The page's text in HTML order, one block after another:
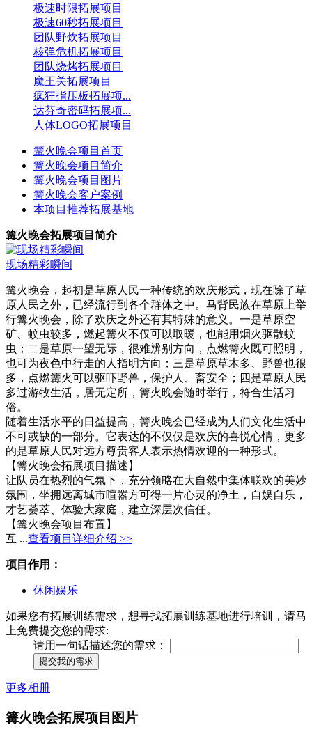
极速时限拓展项目
极速60秒拓展项目
团队野炊拓展项目
核弹危机拓展项目
团队烧烤拓展项目
魔王关拓展项目
疯狂指压板拓展项...
达芬奇密码拓展项...
人体LOGO拓展项目
篝火晚会项目首页
篝火晚会项目简介
篝火晚会项目图片
篝火晚会客户案例
本项目推荐拓展基地
篝火晚会拓展项目简介
现场精彩瞬间
篝火晚会，起初是草原人民一种传统的欢庆形式，现在除了草
原人民之外，已经流行到各个群体之中。马背民族在草原上举
行篝火晚会，除了欢庆之外还有其特殊的意义。一是草原空
矿、蚊虫较多，燃起篝火不仅可以取暖，也能用烟火驱散蚊
虫；二是草原一望无际，很难辨别方向，点燃篝火既可照明，
也可为夜色中行走的人指明方向；三是草原草木多、野兽也很
多，点燃篝火可以驱吓野兽，保护人、畜安全；四是草原人民
多过游牧生活，居无定所，篝火晚会随时举行，符合生活习
俗。
随着生活水平的日益提高，篝火晚会已经成为人们文化生活中
不可或缺的一部分。它表达的不仅仅是欢庆的喜悦心情，更多
的是草原人民对远方尊贵客人表示热情欢迎的一种形式。
【篝火晚会拓展项目描述】
让队员在热烈的气氛下，充分领略在大自然中集体联欢的美妙
氛围，坐拥远离城市喧嚣方可得一片心灵的净土，自娱自乐，
才艺荟萃、体验大家庭，建立深层次信任。
【篝火晚会项目布置】
互 ...查看项目详细介绍 >>
项目作用：
休闲娱乐
如果您有拓展训练需求，想寻找拓展训练基地进行培训，请马
上免费提交您的需求:
请用一句话描述您的需求：
提交我的需求
更多相册
篝火晚会拓展项目图片